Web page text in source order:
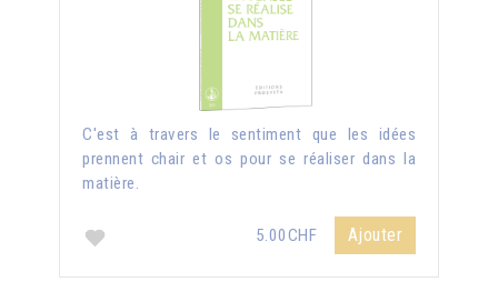
C'est à travers le sentiment que les idées
prennent chair et os pour se réaliser dans la
matière.
5.00CHF Ajouter